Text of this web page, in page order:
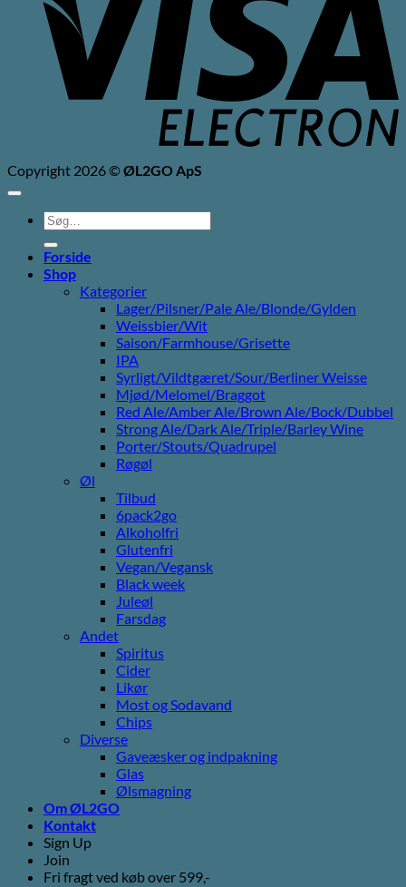
Copyright 2026 ©ØL2GO ApS
Søg
efter:
Forside
Shop
Kategorier
Lager/Pilsner/Pale Ale/Blonde/Gylden
Weissbier/Wit
Saison/Farmhouse/Grisette
IPA
Syrligt/Vildtgæret/Sour/Berliner Weisse
Mjød/Melomel/Braggot
Red Ale/Amber Ale/Brown Ale/Bock/Dubbel
Strong Ale/Dark Ale/Triple/Barley Wine
Porter/Stouts/Quadrupel
Røgøl
Øl
Tilbud
6pack2go
Alkoholfri
Glutenfri
Vegan/Vegansk
Black week
Juleøl
Farsdag
Andet
Spiritus
Cider
Likør
Most og Sodavand
Chips
Diverse
Gaveæsker og indpakning
Glas
Ølsmagning
Om ØL2GO
Kontakt
Sign Up
Join
Fri fragt ved køb over 599,-